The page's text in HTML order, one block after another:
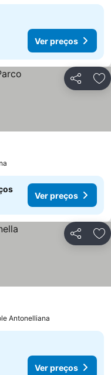
Ver preços
Partilhar
Ver preços
Partilhar
Antonelliana
Ver preços